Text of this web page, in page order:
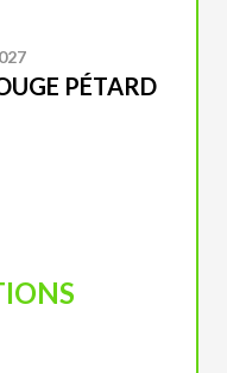
PÉTARD